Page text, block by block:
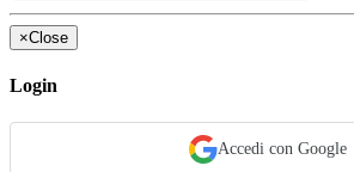
×Close
Login
Accedi con Google